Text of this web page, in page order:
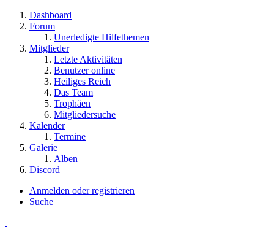
Dashboard
Forum
Unerledigte Hilfethemen
Mitglieder
Letzte Aktivitäten
Benutzer online
Heiliges Reich
Das Team
Trophäen
Mitgliedersuche
Kalender
Termine
Galerie
Alben
Discord
Anmelden oder registrieren
Suche